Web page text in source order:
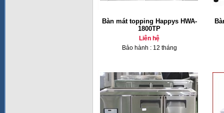
Bàn mát topping Happys HWA-
1800TP
Liên hệ
Bảo hành : 12 tháng